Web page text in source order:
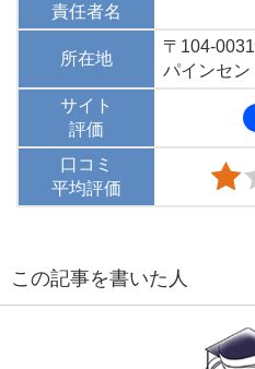
責任者名
所在地
〒104-
パインセ
サイト
評価
口コミ
平均評価
この記事を書いた人